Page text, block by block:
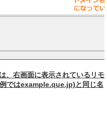
、右画面に表示されているリモ
ではexample.que.jp)と同じ名